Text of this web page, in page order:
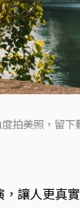
拍美照，留下
讓人更真